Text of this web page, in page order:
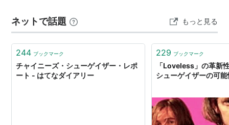
リスト::曲タイトル
シューゲイザー (音楽) 【しゅーげいざー】
90年代初期、イギリスのインディーズで巻き起こった
ムーブメント。
などを特徴とするネオ・サイケデリック・サウンド。
ステージでギターを弾くスタイルが内向的で俯き加減で
ネットで話題 もっと見る
244 ブックマーク
チャイニーズ・シューゲイザー・レポ
ート - はてなダイアリー
229 ブックマーク
「Loveless」の革新
シューゲイザーの可